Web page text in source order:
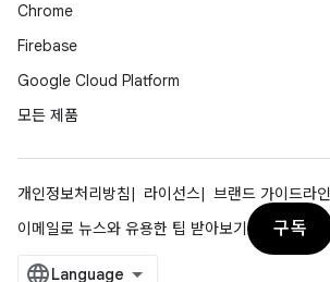
Chrome
Firebase
Google Cloud Platform
모든 제품
개인정보처리방침 라이선스 브랜드 가이드라인
이메일로 뉴스와 유용한 팁 받아보기
구독